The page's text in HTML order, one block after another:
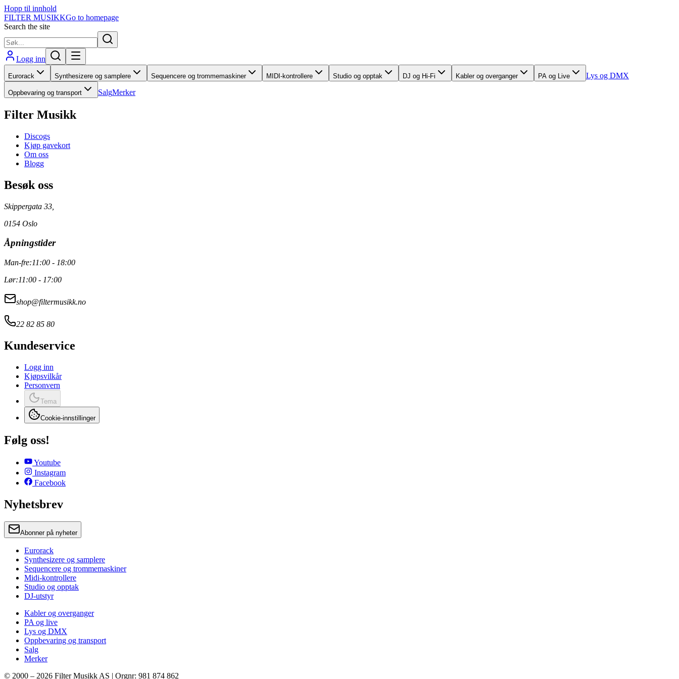
Hopp til innhold
FILTER MUSIKKGo to homepage
Search the site
Logg inn
Eurorack Synthesizere og samplere Sequencere og trommemaskiner MIDI-kontrollere Studio og opptak DJ og Hi-Fi Kabler og overganger PA og Live Lys og DMX
Oppbevaring og transport SalgMerker
Filter Musikk
Discogs
Kjøp gavekort
Om oss
Blogg
Besøk oss
Skippergata 33,
0154 Oslo
Åpningstider
Man-fre:11:00 - 18:00
Lør:11:00 - 17:00
shop@filtermusikk.no
22 82 85 80
Kundeservice
Logg inn
Kjøpsvilkår
Personvern
Tema
Cookie-innstillinger
Følg oss!
Youtube
Instagram
Facebook
Nyhetsbrev
Abonner på nyheter
Eurorack
Synthesizere og samplere
Sequencere og trommemaskiner
Midi-kontrollere
Studio og opptak
DJ-utstyr
Kabler og overganger
PA og live
Lys og DMX
Oppbevaring og transport
Salg
Merker
© 2000 – 2026 Filter Musikk AS | Orgnr: 981 874 862